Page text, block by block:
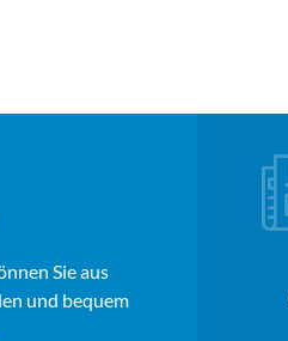
Sie aus
und bequem